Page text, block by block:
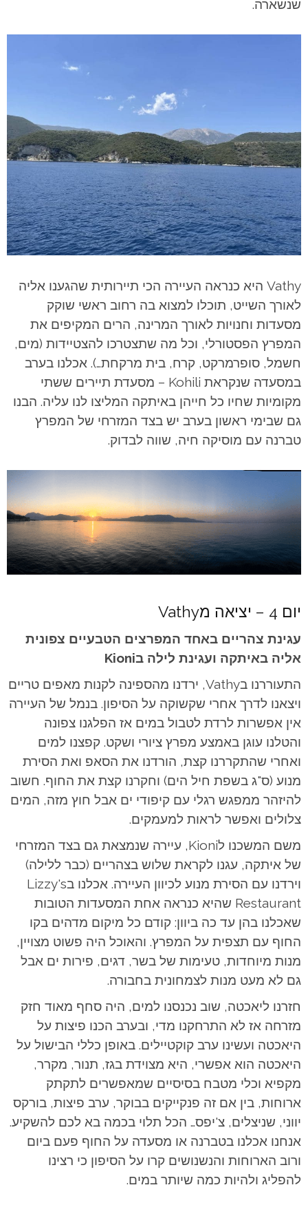
שנשארה.
Vathy היא כנראה העיירה הכי תיירותית שהגענו אליה
לאורך השייט, תוכלו למצוא בה רחוב ראשי שוקק
מסעדות וחנויות לאורך המרינה, הרים המקיפים את
המפרץ הפסטורלי, וכל מה שתצטרכו להצטיידות (מים,
חשמל, סופרמרקט, קרח, בית מרקחת…). אכלנו בערב
במסעדה שנקראת Kohili – מסעדת תיירים ששתי
מקומיות שחיו כל חייהן באיתקה המליצו לנו עליה. הבנו
גם שבימי ראשון בערב יש בצד המזרחי של המפרץ
טברנה עם מוסיקה חיה, שווה לבדוק.
יום 4 – יציאה מVathy
עגינת צהריים באחד המפרצים הטבעיים צפונית
אליה באיתקה ועגינת לילה בKioni
התעוררנו בVathy, ירדנו מהספינה לקנות מאפים טריים
ויצאנו לדרך אחרי שקשוקה על הסיפון. בנמל של העיירה
אין אפשרות לרדת לטבול במים אז הפלגנו צפונה
והטלנו עוגן באמצע מפרץ ציורי ושקט. קפצנו למים
ואחרי שהתקררנו קצת, הורדנו את הסאפ ואת הסירת
מנוע (ס"ג בשפת חיל הים) וחקרנו קצת את החוף. חשוב
להיזהר ממפגש רגלי עם קיפודי ים אבל חוץ מזה, המים
צלולים ואפשר לראות למעמקים.
משם המשכנו לKioni, עיירה שנמצאת גם בצד המזרחי
של איתקה, עגנו לקראת שלוש בצהריים (כבר ללילה)
וירדנו עם הסירת מנוע לכיוון העיירה. אכלנו בLizzy's
Restaurant שהיא כנראה אחת המסעדות הטובות
שאכלנו בהן עד כה ביוון: קודם כל מיקום מדהים בקו
החוף עם תצפית על המפרץ. והאוכל היה פשוט מצויין,
מנות מיוחדות, טעימות של בשר, דגים, פירות ים אבל
גם לא מעט מנות לצמחונית בחבורה.
חזרנו ליאכטה, שוב נכנסנו למים, היה סחף מאוד חזק
מזרחה אז לא התרחקנו מדי, ובערב הכנו פיצות על
היאכטה ועשינו ערב קוקטיילים. באופן כללי הבישול על
היאכטה הוא אפשרי, היא מצוידת בגז, תנור, מקרר,
מקפיא וכלי מטבח בסיסיים שמאפשרים לתקתק
ארוחות, בין אם זה פנקייקים בבוקר, ערב פיצות, בורקס
יווני, שניצלים, צ'יפס… הכל תלוי בכמה בא לכם להשקיע.
אנחנו אכלנו בטברנה או מסעדה על החוף פעם ביום
ורוב הארוחות והנשנושים קרו על הסיפון כי רצינו
להפליג ולהיות כמה שיותר במים.